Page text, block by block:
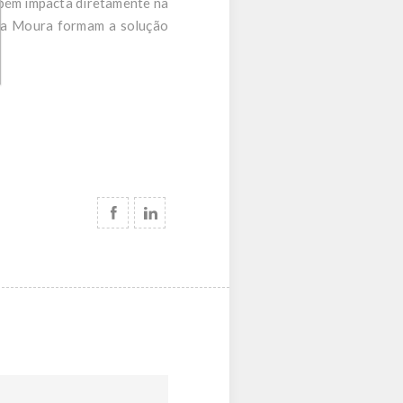
Moura formam a solução